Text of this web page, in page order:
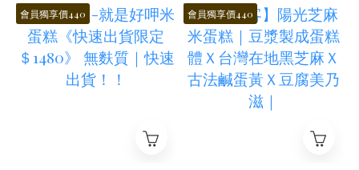
會員獨享價440 會員獨享價440